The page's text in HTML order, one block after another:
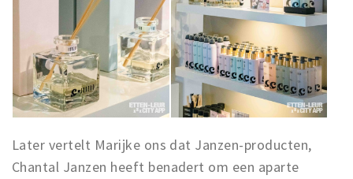
Later vertelt Marijke ons dat Janzen-producten,
Chantal Janzen heeft benadert om een aparte